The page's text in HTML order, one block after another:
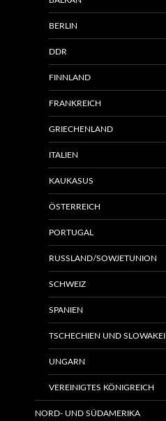
BERLIN
DDR
FINNLAND
FRANKREICH
GRIECHENLAND
ITALIEN
KAUKASUS
ÖSTERREICH
PORTUGAL
RUSSLAND/SOWJETUNION
SCHWEIZ
SPANIEN
TSCHECHIEN UND SLOWAKEI
UNGARN
VEREINIGTES KÖNIGREICH
NORD- UND SÜDAMERIKA